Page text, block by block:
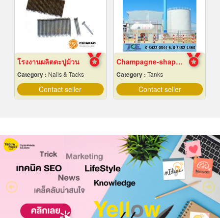
โรงงานผลิตตะปูม้วน
Category : Nails & Tacks
Contact seller
Champagne-shaped steel water tower
Category : Tanks
Contact seller